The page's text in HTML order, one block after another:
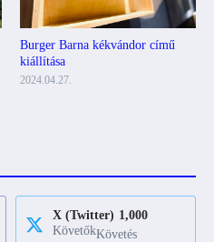
Burger Barna kékvándor című
kiállítása
2024.04.27.
X (Twitter) 1,000
KövetőkKövetés